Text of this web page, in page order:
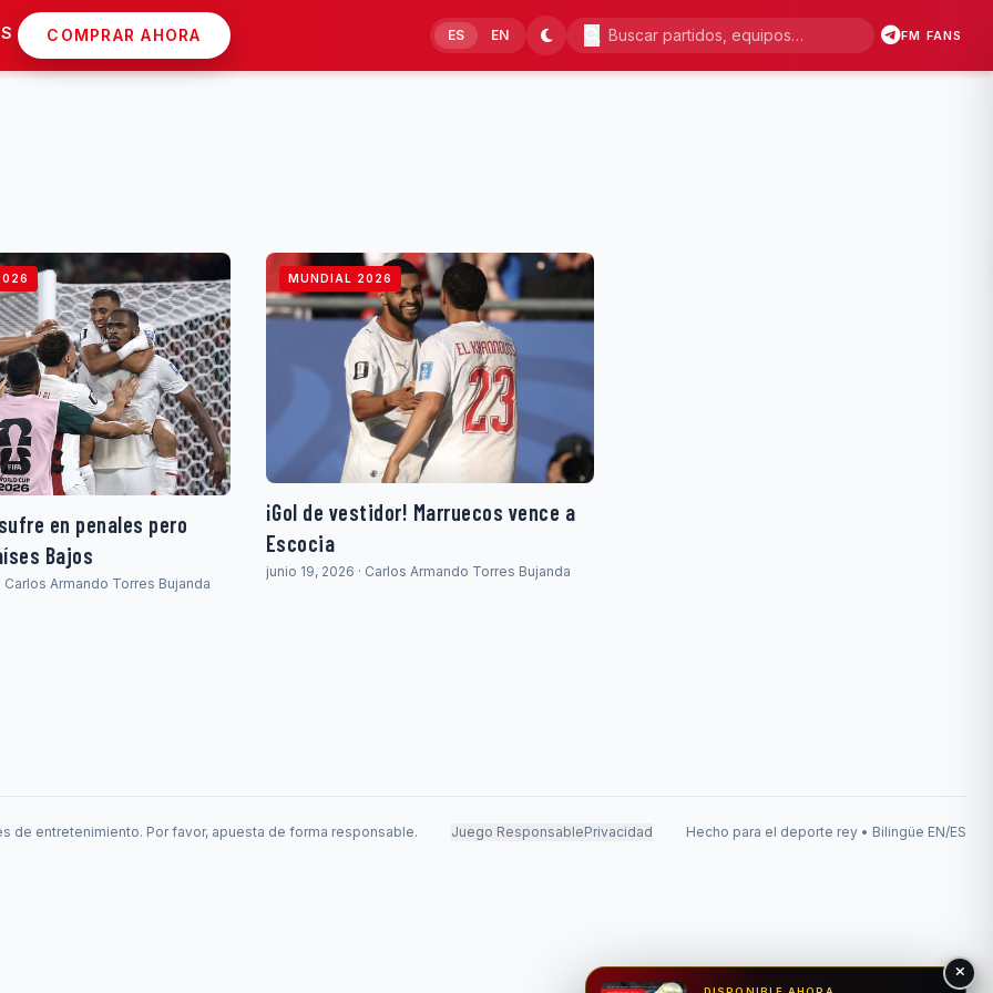
COMPRAR AHORA ES EN FM FANS
en penales pero
Bajos
Carlos Armando Torres Bujanda
MUNDIAL 2026
¡Gol de vestidor! Marruecos vence a
Escocia
junio 19, 2026 · Carlos Armando Torres Bujanda
de entretenimiento. Por favor, apuesta de forma responsable. Juego ResponsablePrivacidad Hecho para el deporte rey • Bilingüe EN/ES